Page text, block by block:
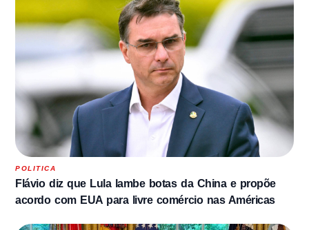
POLITICA
Flávio diz que Lula lambe botas da China e propõe
acordo com EUA para livre comércio nas Américas